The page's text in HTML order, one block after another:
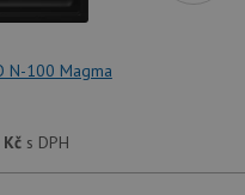
N-100 Magma
Kčs DPH